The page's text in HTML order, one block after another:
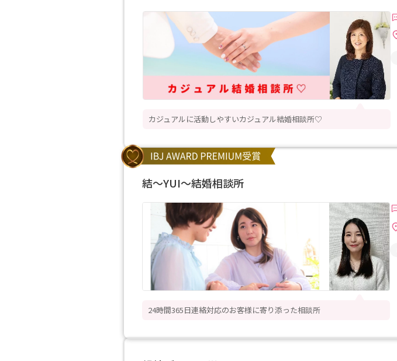
カジュアルに活動しやすいカジュアル結婚相談所♡
結～YUI～結婚相談所
24時間365日連絡対応のお客様に寄り添った相談所